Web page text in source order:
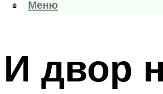
Меню
Меню
И двор